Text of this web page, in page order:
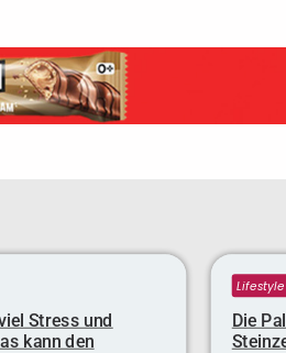
Stress und
kann den
Lifestyle
Die